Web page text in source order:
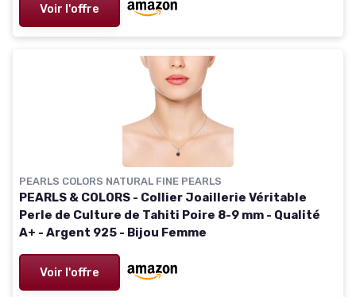
Voir l'offre
PEARLS COLORS NATURAL FINE PEARLS
PEARLS & COLORS - Collier Joaillerie Véritable
Perle de Culture de Tahiti Poire 8-9 mm - Qualité
A+ - Argent 925 - Bijou Femme
Voir l'offre